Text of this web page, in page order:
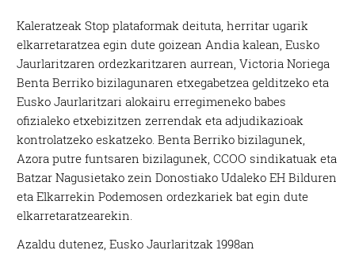
Kaleratzeak Stop plataformak deituta, herritar ugarik
elkarretaratzea egin dute goizean Andia kalean, Eusko
Jaurlaritzaren ordezkaritzaren aurrean, Victoria Noriega
Benta Berriko bizilagunaren etxegabetzea gelditzeko eta
Eusko Jaurlaritzari alokairu erregimeneko babes
ofizialeko etxebizitzen zerrendak eta adjudikazioak
kontrolatzeko eskatzeko. Benta Berriko bizilagunek,
Azora putre funtsaren bizilagunek, CCOO sindikatuak eta
Batzar Nagusietako zein Donostiako Udaleko EH Bilduren
eta Elkarrekin Podemosen ordezkariek bat egin dute
elkarretaratzearekin.
Azaldu dutenez, Eusko Jaurlaritzak 1998an